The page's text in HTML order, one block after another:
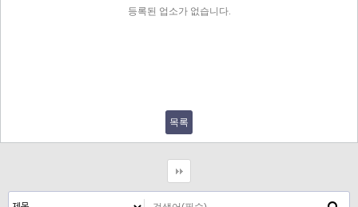
등록된 업소가 없습니다.
목록